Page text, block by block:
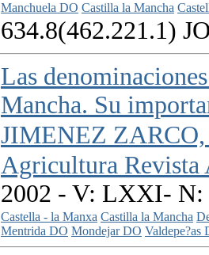
Manchuela DO Castilla la Mancha
634.8(462.221.1)
Las
Mancha. Su
JIMENEZ
Agricultura Revista
2002 - V: LXXI- N:
Castella - la Manxa Castilla la Mancha
Mentrida DO Mondejar DO Valdepe?as